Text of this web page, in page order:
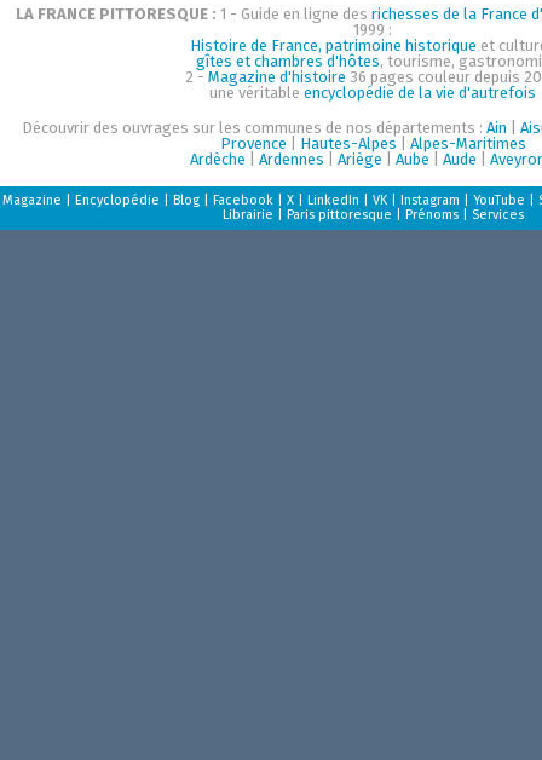
LA FRANCE PITTORESQUE : 1 - Guide en ligne des richesses de la France
1999 :
Histoire de France, patrimoine historique et
gîtes et chambres d'hôtes, tourisme,
2 - Magazine d'histoire 36 pages couleur depuis
une véritable encyclopédie de la vie d'autrefois
Découvrir des ouvrages sur les communes de nos départements : Ain
Provence
Hautes-Alpes
Alpes-Maritimes
Ardèche
Ardennes Ariège Aube Aude
Magazine Encyclopédie Blog| Facebook| X| LinkedIn VK| Instagram YouTube
Librairie
Paris pittoresque Prénoms| Services